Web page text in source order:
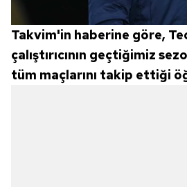
almak için lütfen
tıklayınız .
Takvim'in haberine göre,
çalıştırıcının geçtiğimiz
tüm maçlarını takip ettiği